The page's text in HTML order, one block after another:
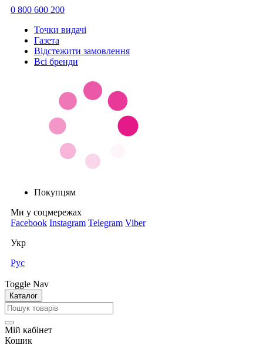
0 800 600 200
Точки видачi
Газета
Відстежити замовлення
Всі бренди
Покупцям
Ми у соцмережах
Facebook Instagram Telegram Viber
Укр
Рус
Toggle Nav
Каталог
Мій кабінет
Кошик